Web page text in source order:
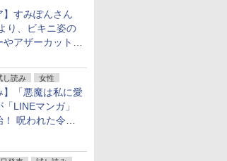
】すみぽんさん
り、ビキニ姿の
アザーカットを
し読み 女性
】「悪魔は私に愛
LINEマンガ」
呪われた令嬢×